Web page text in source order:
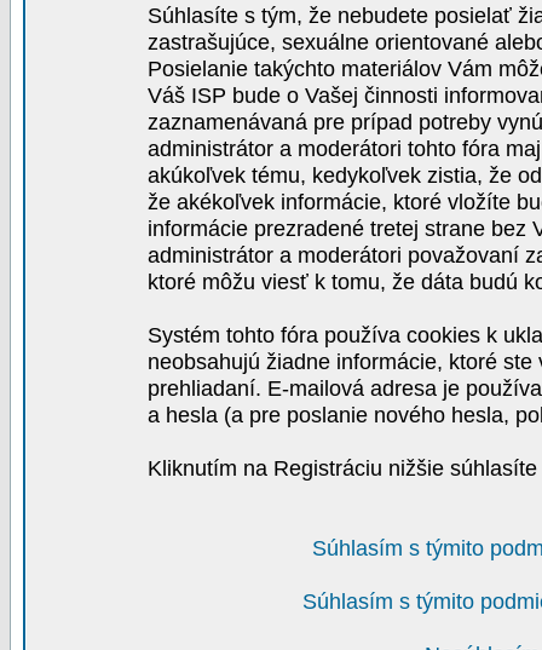
Súhlasíte s tým, že nebudete posielať
zastrašujúce, sexuálne orientované
Posielanie takýchto materiálov Vám
Váš ISP bude o Vašej činnosti
zaznamenávaná pre prípad potreby
administrátor a moderátori tohto fóra
akúkoľvek tému, kedykoľvek zistia, že
že akékoľvek informácie, ktoré vložíte
informácie prezradené tretej strane bez
administrátor a moderátori považovaní
ktoré môžu viesť k tomu, že dáta budú
Systém tohto fóra používa cookies k
neobsahujú žiadne informácie, ktoré
prehliadaní. E-mailová adresa je
a hesla (a pre poslanie nového hesla,
Kliknutím na Registráciu nižšie
Súhlasím s týmito
Súhlasím s týmito